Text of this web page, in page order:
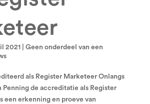
2021
Geen onderdeel van een
als Register Marketeer Onlangs
de accreditatie als Register
een erkenning en proeve van